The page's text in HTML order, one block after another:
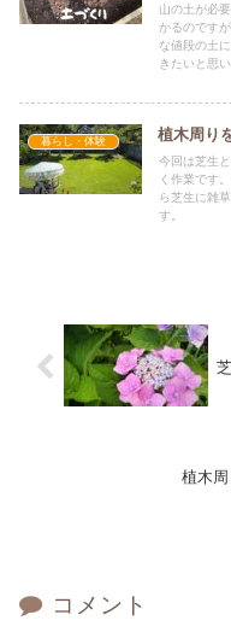
山の土が必
かるのです
な値段の土
きたいと思い
暮らし・体験 植木周り
今回は芝生
く作業です
ら芝生に雑
す。
植木
コメント